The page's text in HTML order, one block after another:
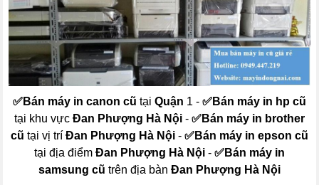
✅Bán máy in canon cũ tại Quận 1 - ✅Bán máy in hp cũ
tại khu vực Đan Phượng Hà Nội - ✅Bán máy in brother
cũ tại vị trí Đan Phượng Hà Nội - ✅Bán máy in epson cũ
tại địa điểm Đan Phượng Hà Nội - ✅Bán máy in
samsung cũ trên địa bàn Đan Phượng Hà Nội